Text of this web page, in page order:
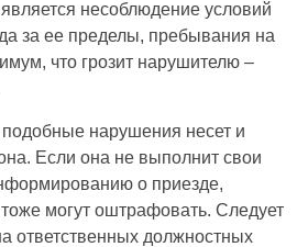
несоблюдение условий
за ее пределы, пребывания на
что грозит нарушителю –
подобные нарушения несет и
Если она не выполнит свои
о приезде,
могут оштрафовать. Следует
ответственных должностных